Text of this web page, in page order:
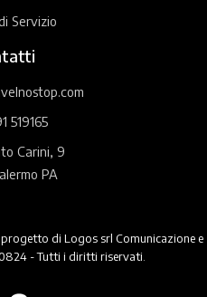
Servizio
519165
Carini, 9
PA
di Logos srl Comunicazione e
- Tutti i diritti riservati.